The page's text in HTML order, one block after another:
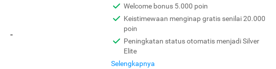
-
Welcome bonus 5.000 poin
Keistimewaan menginap gratis senilai 20.000
poin
Peningkatan status otomatis menjadi Silver
Elite
Selengkapnya